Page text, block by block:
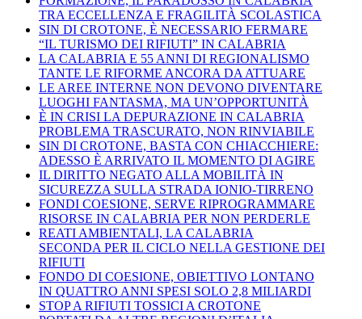
TRA ECCELLENZA E FRAGILITÀ SCOLASTICA
SIN DI CROTONE, È NECESSARIO FERMARE
“IL TURISMO DEI RIFIUTI” IN CALABRIA
LA CALABRIA E 55 ANNI DI REGIONALISMO
TANTE LE RIFORME ANCORA DA ATTUARE
LE AREE INTERNE NON DEVONO DIVENTARE
LUOGHI FANTASMA, MA UN’OPPORTUNITÀ
È IN CRISI LA DEPURAZIONE IN CALABRIA
PROBLEMA TRASCURATO, NON RINVIABILE
SIN DI CROTONE, BASTA CON CHIACCHIERE:
ADESSO È ARRIVATO IL MOMENTO DI AGIRE
IL DIRITTO NEGATO ALLA MOBILITÀ IN
SICUREZZA SULLA STRADA IONIO-TIRRENO
FONDI COESIONE, SERVE RIPROGRAMMARE
RISORSE IN CALABRIA PER NON PERDERLE
REATI AMBIENTALI, LA CALABRIA
SECONDA PER IL CICLO NELLA GESTIONE DEI
RIFIUTI
FONDO DI COESIONE, OBIETTIVO LONTANO
IN QUATTRO ANNI SPESI SOLO 2,8 MILIARDI
STOP A RIFIUTI TOSSICI A CROTONE